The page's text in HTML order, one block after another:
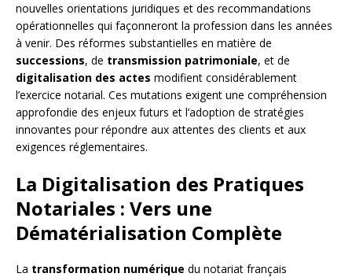
nouvelles orientations juridiques et des recommandations
opérationnelles qui façonneront la profession dans les années
à venir. Des réformes substantielles en matière de
successions, de transmission patrimoniale, et de
digitalisation des actes modifient considérablement
l’exercice notarial. Ces mutations exigent une compréhension
approfondie des enjeux futurs et l’adoption de stratégies
innovantes pour répondre aux attentes des clients et aux
exigences réglementaires.
La Digitalisation des Pratiques
Notariales : Vers une
Dématérialisation Complète
La transformation numérique du notariat français